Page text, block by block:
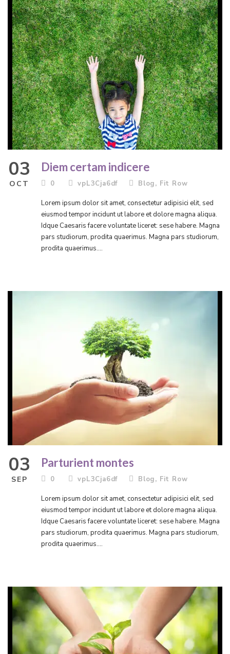
03
OCT
Diem certam indicere
0 vpL3Cja6df Blog, Fit Row
Lorem ipsum dolor sit amet, consectetur adipisici elit, sed
eiusmod tempor incidunt ut labore et dolore magna aliqua.
Idque Caesaris facere voluntate liceret: sese habere. Magna
pars studiorum, prodita quaerimus. Magna pars studiorum,
prodita quaerimus....
03
SEP
Parturient montes
0 vpL3Cja6df Blog, Fit Row
Lorem ipsum dolor sit amet, consectetur adipisici elit, sed
eiusmod tempor incidunt ut labore et dolore magna aliqua.
Idque Caesaris facere voluntate liceret: sese habere. Magna
pars studiorum, prodita quaerimus. Magna pars studiorum,
prodita quaerimus....